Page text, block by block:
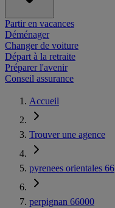
Partir en vacances
Déménager
Changer de voiture
Départ à la retraite
Préparer l'avenir
Conseil assurance
Accueil
Trouver une agence
pyrenees orientales 66
perpignan 66000